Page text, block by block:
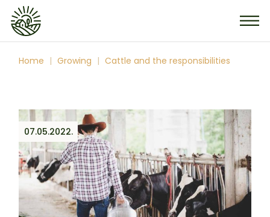
Home Growing Cattle and the responsibilities
07.05.2022.